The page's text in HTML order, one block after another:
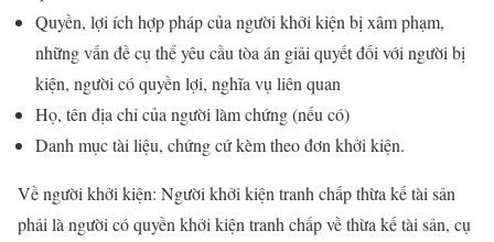
Quyền, lợi ích hợp pháp của người khởi kiện bị xâm phạm,
những vấn đề cụ thể yêu cầu tòa án giải quyết đối với người bị
kiện, người có quyền lợi, nghĩa vụ liên quan
Họ, tên địa chỉ của người làm chứng (nếu có)
Danh mục tài liệu, chứng cứ kèm theo đơn khởi kiện.
Về người khởi kiện: Người khởi kiện tranh chấp thừa kế tài sản
phải là người có quyền khởi kiện tranh chấp về thừa kế tài sản, cụ